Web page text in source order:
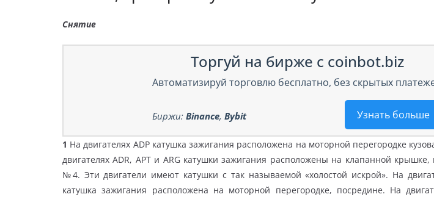
Снятие
Торгуй на бирже с coinbot.biz
Автоматизируй торговлю бесплатно, без скрытых
Узнать больше
Биржи: Binance, Bybit
1 На двигателях ADP катушка зажигания расположена на моторной перегородке
двигателях ADR, APT и ARG катушки зажигания расположены на клапанной
№4. Эти двигатели имеют катушки с так называемой «холостой искрой». На
катушка зажигания расположена на моторной перегородке, посредине. На